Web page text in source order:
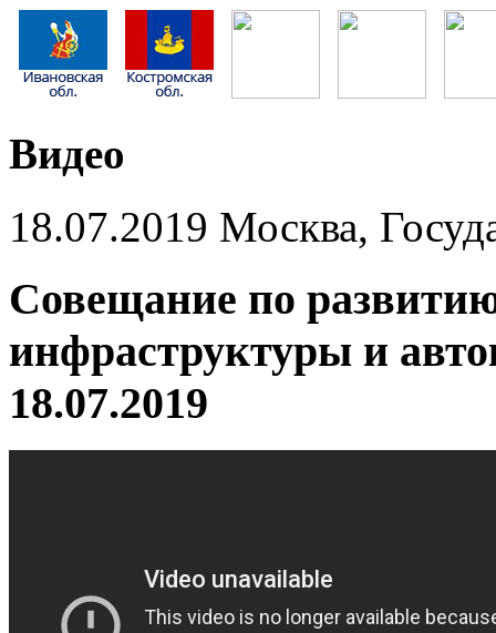
Видео
18.07.2019 Москва,
Совещание по
инфраструктуры и
18.07.2019